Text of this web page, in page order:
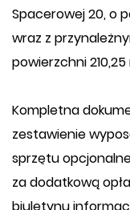
Spacerowej 20, o
wraz z
powierzchni 210,25
Kompletna
zestawienie
sprzętu
za dodatkową